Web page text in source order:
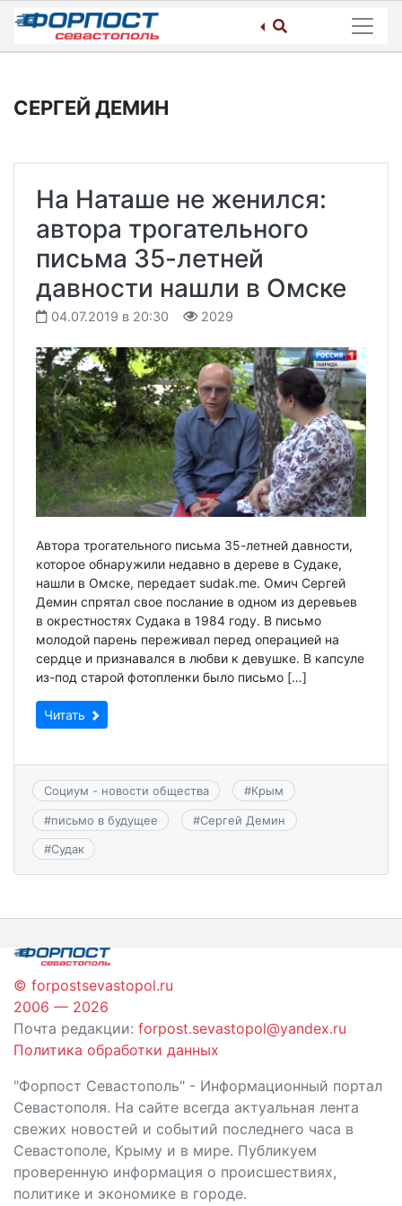
Skip
content
СЕРГЕЙ ДЕМИН
На Наташе не женился:
автора трогательного
письма 35-летней
давности нашли в Омске
04.07.2019 в 20:30 2029
Автора трогательного письма 35-летней давности,
которое обнаружили недавно в дереве в Судаке,
нашли в Омске, передает sudak.me. Омич Сергей
Демин спрятал свое послание в одном из деревьев
в окрестностях Судака в 1984 году. В письмо
молодой парень переживал перед операцией на
сердце и признавался в любви к девушке. В капсуле
из-под старой фотопленки было письмо […]
Читать
Социум - новости общества #Крым
#письмо в будущее #Сергей Демин
#Судак
© forpostsevastopol.ru
2006 — 2026
Почта редакции: forpost.sevastopol@yandex.ru
Политика обработки данных
"Форпост Севастополь" - Информационный портал
Севастополя. На сайте всегда актуальная лента
свежих новостей и событий последнего часа в
Севастополе, Крыму и в мире. Публикуем
проверенную информация о происшествиях,
политике и экономике в городе.